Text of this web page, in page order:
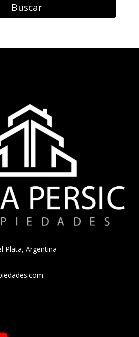
Buscar
Plata, Argentina